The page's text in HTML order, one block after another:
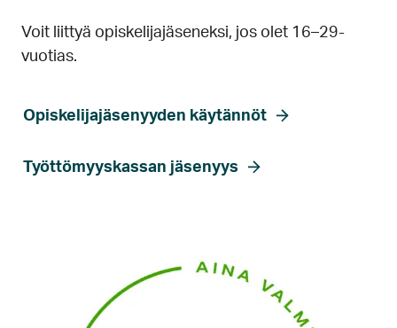
Voit liittyä opiskelijajäseneksi, jos olet 16–29-
vuotias.
Opiskelijajäsenyyden käytännöt
Työttömyyskassan jäsenyys